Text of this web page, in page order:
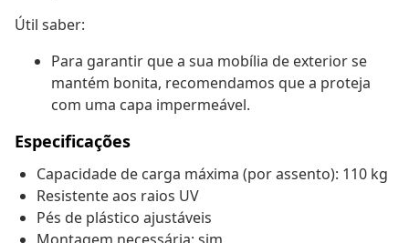
Útil saber:
Para garantir que a sua mobília de exterior se
mantém bonita, recomendamos que a proteja
com uma capa impermeável.
Especificações
Capacidade de carga máxima (por assento): 110 kg
Resistente aos raios UV
Pés de plástico ajustáveis